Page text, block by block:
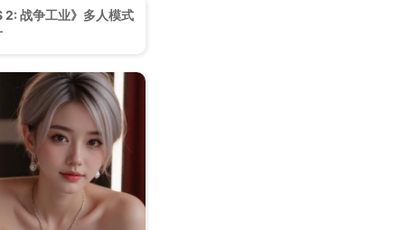
2: 战争工业》多人模式